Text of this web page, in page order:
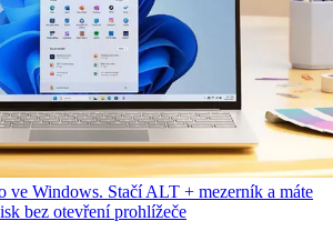
ve Windows. Stačí ALT + mezerník a máte
bez otevření prohlížeče